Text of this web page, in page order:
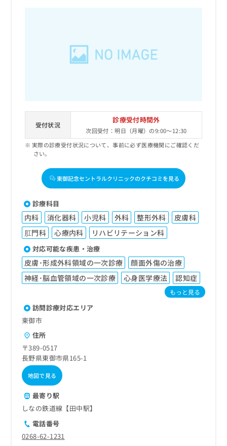
受付状況
診療受付時間外
次回受付：明日（月曜）の9:00～12:30
実際の診療受付状況について、事前に必ず医療機関にご確認くだ
さい。
東御記念セントラルクリニックのクチコミを見る
診療科目
内科 消化器科 小児科 外科 整形外科
皮膚科
肛門科
心療内科 リハビリテーション科
対応可能な疾患・治療
皮膚･形成外科領域の一次診療
顔面外傷の治療
神経･脳血管領域の一次診療
心身医学療法 認知症
もっと見る
訪問診療対応エリア
東御市
住所
〒389-0517
長野県東御市県165-1
地図で見る
最寄り駅
しなの鉄道線【田中駅】
電話番号
0268-62-1231